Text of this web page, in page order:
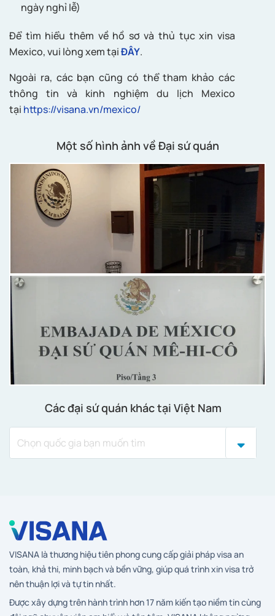
ngày nghỉ lễ)
Để tìm hiểu thêm về hồ sơ và thủ tục xin visa
Mexico, vui lòng xem tạiĐÂY.
Ngoài ra, các bạn cũng có thể tham khảo các
thông tin và kinh nghiệm du lịch Mexico
tại https://visana.vn/mexico/
Một số hình ảnh về Đại sứ quán
Các đại sứ quán khác tại Việt Nam
VISANA là thương hiệu tiên phong cung cấp giải pháp visa an
toàn, khả thi, minh bạch và bền vững, giúp quá trình xin visa trở
nên thuận lợi và tự tin nhất.
Được xây dựng trên hành trình hơn 17 năm kiến tạo niềm tin cùng